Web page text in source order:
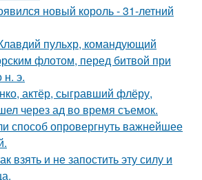
новый король - 31-летний
пульхр, командующий
флотом, перед битвой при
н. э.
актёр, сыгравший флёру,
через ад во время съемок.
способ опровергнуть важнейшее
взять и не запостить эту силу и